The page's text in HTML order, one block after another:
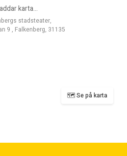
karta...
stadsteater,
9 , Falkenberg, 31135
🗺️ Se på karta